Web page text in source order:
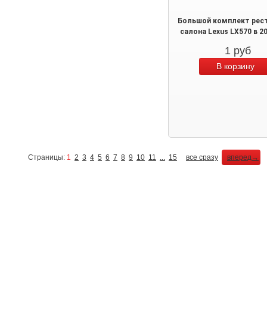
Большой комплект
салона Lexus LX570 в
1 руб
Страницы: 1 2 3 4 5 6 7 8 9 10 11 ... 15 все сразу вперед→